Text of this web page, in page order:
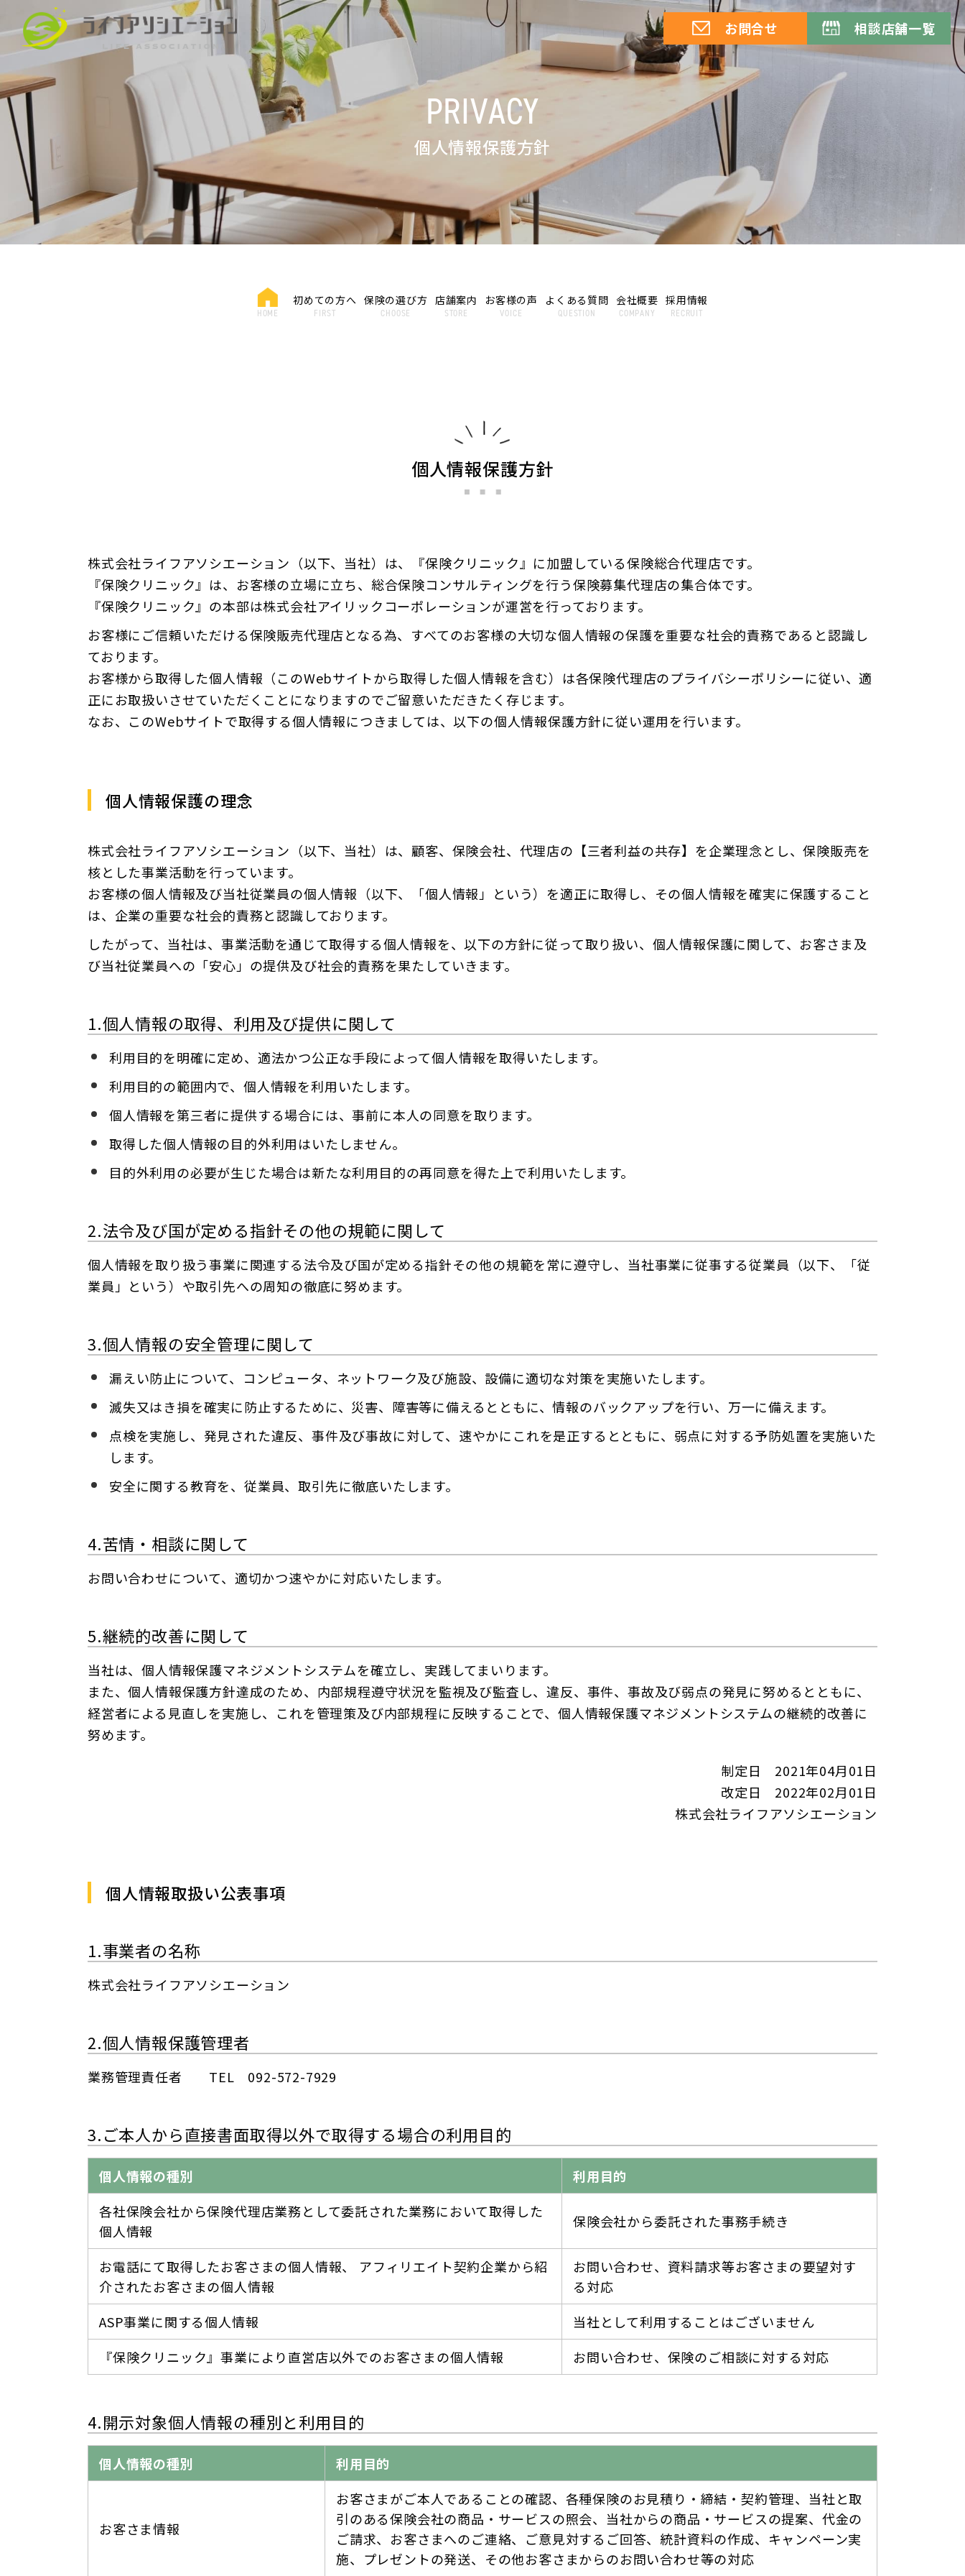
HOME
初めての方へ
FIRST
保険の選び方
CHOOSE
店舗案内
STORE
お客様の声
VOICE
よくある質問
QUESTION
会社概要
COMPANY
採用情報
RECRUIT
PRIVACY
個人情報保護方針
個人情報保護方針
株式会社ライフアソシエーション（以下、当社）は、『保険クリニック』に加盟している保険総合代理店です。
『保険クリニック』は、お客様の立場に立ち、総合保険コンサルティングを行う保険募集代理店の集合体です。
『保険クリニック』の本部は株式会社アイリックコーポレーションが運営を行っております。
お客様にご信頼いただける保険販売代理店となる為、すべてのお客様の大切な個人情報の保護を重要な社会的責務であると認識し
ております。
お客様から取得した個人情報（このWebサイトから取得した個人情報を含む）は各保険代理店のプライバシーポリシーに従い、適
正にお取扱いさせていただくことになりますのでご留意いただきたく存じます。
なお、このWebサイトで取得する個人情報につきましては、以下の個人情報保護方針に従い運用を行います。
個人情報保護の理念
株式会社ライフアソシエーション（以下、当社）は、顧客、保険会社、代理店の【三者利益の共存】を企業理念とし、保険販売を
核とした事業活動を行っています。
お客様の個人情報及び当社従業員の個人情報（以下、「個人情報」という）を適正に取得し、その個人情報を確実に保護すること
は、企業の重要な社会的責務と認識しております。
したがって、当社は、事業活動を通じて取得する個人情報を、以下の方針に従って取り扱い、個人情報保護に関して、お客さま及
び当社従業員への「安心」の提供及び社会的責務を果たしていきます。
1.個人情報の取得、利用及び提供に関して
利用目的を明確に定め、適法かつ公正な手段によって個人情報を取得いたします。
利用目的の範囲内で、個人情報を利用いたします。
個人情報を第三者に提供する場合には、事前に本人の同意を取ります。
取得した個人情報の目的外利用はいたしません。
目的外利用の必要が生じた場合は新たな利用目的の再同意を得た上で利用いたします。
2.法令及び国が定める指針その他の規範に関して
個人情報を取り扱う事業に関連する法令及び国が定める指針その他の規範を常に遵守し、当社事業に従事する従業員（以下、「従
業員」という）や取引先への周知の徹底に努めます。
3.個人情報の安全管理に関して
漏えい防止について、コンピュータ、ネットワーク及び施設、設備に適切な対策を実施いたします。
滅失又はき損を確実に防止するために、災害、障害等に備えるとともに、情報のバックアップを行い、万一に備えます。
点検を実施し、発見された違反、事件及び事故に対して、速やかにこれを是正するとともに、弱点に対する予防処置を実施いた
します。
安全に関する教育を、従業員、取引先に徹底いたします。
4.苦情・相談に関して
お問い合わせについて、適切かつ速やかに対応いたします。
5.継続的改善に関して
当社は、個人情報保護マネジメントシステムを確立し、実践してまいります。
また、個人情報保護方針達成のため、内部規程遵守状況を監視及び監査し、違反、事件、事故及び弱点の発見に努めるとともに、
経営者による見直しを実施し、これを管理策及び内部規程に反映することで、個人情報保護マネジメントシステムの継続的改善に
努めます。
制定日 2021年04月01日
改定日 2022年02月01日
株式会社ライフアソシエーション
個人情報取扱い公表事項
1.事業者の名称
株式会社ライフアソシエーション
2.個人情報保護管理者
業務管理責任者 TEL 092-572-7929
3.ご本人から直接書面取得以外で取得する場合の利用目的
個人情報の種別
利用目的
各社保険会社から保険代理店業務として委託された業務において取得した
個人情報
保険会社から委託された事務手続き
お電話にて取得したお客さまの個人情報、 アフィリエイト契約企業から紹
介されたお客さまの個人情報
お問い合わせ、資料請求等お客さまの要望対す
る対応
ASP事業に関する個人情報
当社として利用することはございません
『保険クリニック』事業により直営店以外でのお客さまの個人情報
お問い合わせ、保険のご相談に対する対応
4.開示対象個人情報の種別と利用目的
個人情報の種別 利用目的
お客さま情報
お客さまがご本人であることの確認、各種保険のお見積り・締結・契約管理、当社と取
引のある保険会社の商品・サービスの照会、当社からの商品・サービスの提案、代金の
ご請求、お客さまへのご連絡、ご意見対するご回答、統計資料の作成、キャンペーン実
施、プレゼントの発送、その他お客さまからのお問い合わせ等の対応
お問合せ 相談店舗一覧